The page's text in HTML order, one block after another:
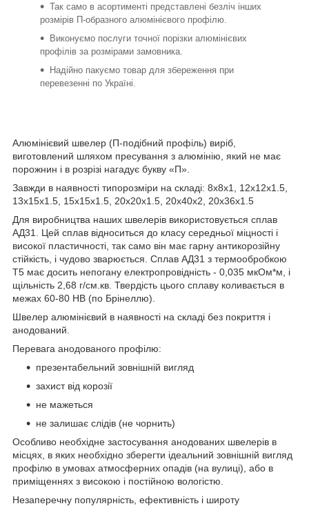
Так само в асортименті представлені безліч інших
розмірів П-образного алюмінієвого профілю.
Виконуємо послуги точної порізки алюмінієвих
профілів за розмірами замовника.
Надійно пакуємо товар для збереження при
перевезенні по Україні.
Алюмінієвий швелер (П-подібний профіль) виріб,
виготовлений шляхом пресування з алюмінію, який не має
порожнин і в розрізі нагадує букву «П».
Завжди в наявності типорозміри на складі: 8х8х1, 12х12х1.5,
13х15х1.5, 15х15х1.5, 20х20х1.5, 20х40х2, 20х36х1.5
Для виробництва наших швелерів використовується сплав
АД31. Цей сплав відноситься до класу середньої міцності і
високої пластичності, так само він має гарну антикорозійну
стійкість, і чудово зварюється. Сплав АД31 з термообробкою
Т5 має досить непогану електропровідність - 0,035 мкОм*м, і
щільність 2,68 г/см.кв. Твердість цього сплаву коливається в
межах 60-80 НВ (по Брінеллю).
Швелер алюмінієвий в наявності на складі без покриття і
анодований.
Перевага анодованого профілю:
презентабельний зовнішній вигляд
захист від корозії
не мажеться
не залишає слідів (не чорнить)
Особливо необхідне застосування анодованих швелерів в
місцях, в яких необхідно зберегти ідеальний зовнішній вигляд
профілю в умовах атмосферних опадів (на вулиці), або в
приміщеннях з високою і постійною вологістю.
Незаперечну популярність, ефективність і широту